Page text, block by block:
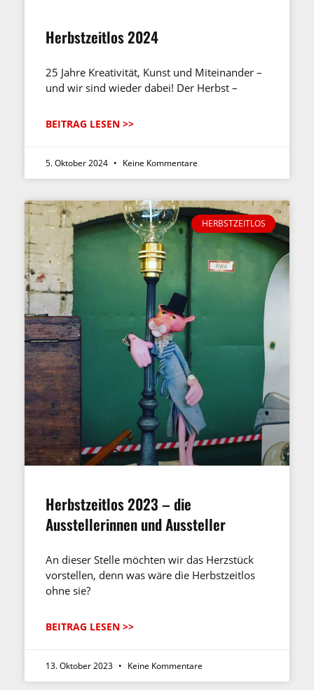
Herbstzeitlos 2024
25 Jahre Kreativität, Kunst und Miteinander –
und wir sind wieder dabei! Der Herbst –
BEITRAG LESEN >>
5. Oktober 2024 Keine Kommentare
HERBSTZEITLOS
Herbstzeitlos 2023 – die
Ausstellerinnen und Aussteller
An dieser Stelle möchten wir das Herzstück
vorstellen, denn was wäre die Herbstzeitlos
ohne sie?
BEITRAG LESEN >>
13. Oktober 2023 Keine Kommentare